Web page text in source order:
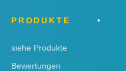
PRODUKTE
siehe Produkte
Bewertungen